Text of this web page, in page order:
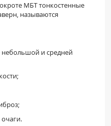
МБТ тонкостенные
называются
и средней